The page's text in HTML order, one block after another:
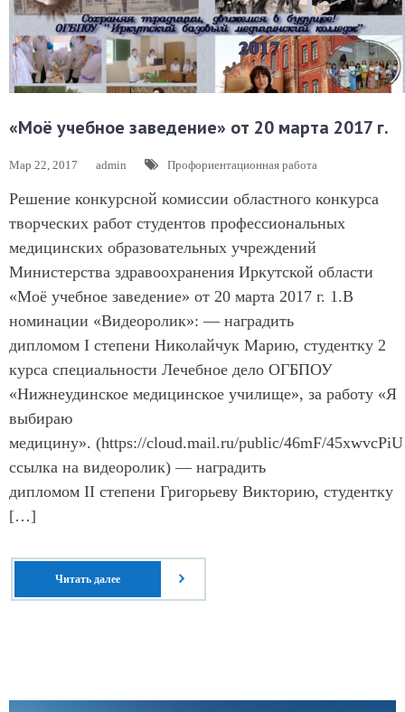
«Моё учебное заведение» от 20 марта 2017 г.
Мар 22, 2017 admin Профориентационная работа
Решение конкурсной комиссии областного конкурса
творческих работ студентов профессиональных
медицинских образовательных учреждений
Министерства здравоохранения Иркутской области
«Моё учебное заведение» от 20 марта 2017 г. 1.В
номинации «Видеоролик»: — наградить
дипломом I степени Николайчук Марию, студентку 2
курса специальности Лечебное дело ОГБПОУ
«Нижнеудинское медицинское училище», за работу «Я
выбираю
медицину». (https://cloud.mail.ru/public/46mF/
ссылка на видеоролик) — наградить
дипломом II степени Григорьеву Викторию, студентку
[…]
Читать далее